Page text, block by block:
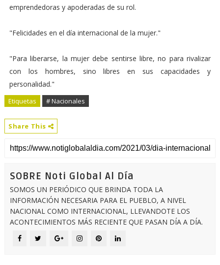
emprendedoras y apoderadas de su rol.
"Felicidades en el día internacional de la mujer."
"Para liberarse, la mujer debe sentirse libre, no para rivalizar
con los hombres, sino libres en sus capacidades y
personalidad."
Etiquetas # Nacionales
Share This
SOBRE Noti Global Al Día
SOMOS UN PERIÓDICO QUE BRINDA TODA LA
INFORMACIÓN NECESARIA PARA EL PUEBLO, A NIVEL
NACIONAL COMO INTERNACIONAL, LLEVANDOTE LOS
ACONTECIMIENTOS MÁS RECIENTE QUE PASAN DÍA A DÍA.